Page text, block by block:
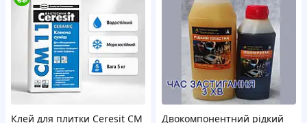
Клей для плитки Ceresit CM
Двокомпонентний рідкий